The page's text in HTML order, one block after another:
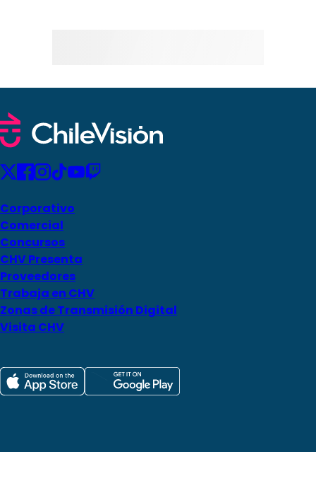
Corporativo
Comercial
Concursos
CHV Presenta
Proveedores
Trabaja en CHV
Zonas de Transmisión Digital
Visita CHV